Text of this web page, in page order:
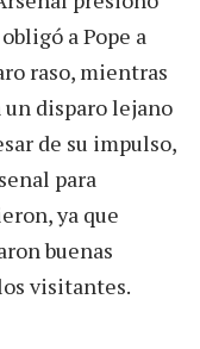
a Pope a
raso, mientras
disparo lejano
de su impulso,
para
ya que
buenas
visitantes.